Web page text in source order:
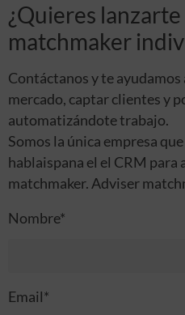
¿Quieres
matchmaker
Contáctanos y te ayudamos
mercado, captar clientes y
automatizándote trabajo.
Somos la única empresa
hablaispana el el CRM
matchmaker. Adviser
Nombre*
Email*